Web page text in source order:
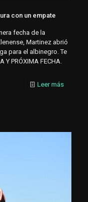
con un empate
fecha de la
Martinez abrió
para el albinegro. Te
Y PRÓXIMA FECHA.
Leer más